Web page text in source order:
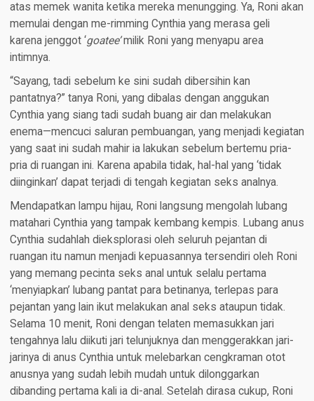
atas memek wanita ketika mereka menungging. Ya, Roni akan
memulai dengan me-rimming Cynthia yang merasa geli
karena jenggot ‘goatee’milik Roni yang menyapu area
intimnya.
“Sayang, tadi sebelum ke sini sudah dibersihin kan
pantatnya?” tanya Roni, yang dibalas dengan anggukan
Cynthia yang siang tadi sudah buang air dan melakukan
enema—mencuci saluran pembuangan, yang menjadi kegiatan
yang saat ini sudah mahir ia lakukan sebelum bertemu pria-
pria di ruangan ini. Karena apabila tidak, hal-hal yang ‘tidak
diinginkan’ dapat terjadi di tengah kegiatan seks analnya.
Mendapatkan lampu hijau, Roni langsung mengolah lubang
matahari Cynthia yang tampak kembang kempis. Lubang anus
Cynthia sudahlah dieksplorasi oleh seluruh pejantan di
ruangan itu namun menjadi kepuasannya tersendiri oleh Roni
yang memang pecinta seks anal untuk selalu pertama
‘menyiapkan’ lubang pantat para betinanya, terlepas para
pejantan yang lain ikut melakukan anal seks ataupun tidak.
Selama 10 menit, Roni dengan telaten memasukkan jari
tengahnya lalu diikuti jari telunjuknya dan menggerakkan jari-
jarinya di anus Cynthia untuk melebarkan cengkraman otot
anusnya yang sudah lebih mudah untuk dilonggarkan
dibanding pertama kali ia di-anal. Setelah dirasa cukup, Roni